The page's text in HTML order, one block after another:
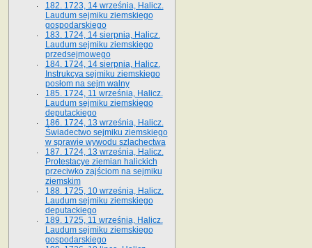
182. 1723, 14 września, Halicz.
Laudum sejmiku ziemskiego
gospodarskiego
183. 1724, 14 sierpnia, Halicz.
Laudum sejmiku ziemskiego
przedsejmowego
184. 1724, 14 sierpnia, Halicz.
Instrukcya sejmiku ziemskiego
posłom na sejm walny
185. 1724, 11 września, Halicz.
Laudum sejmiku ziemskiego
deputackiego
186. 1724, 13 września, Halicz.
Świadectwo sejmiku ziemskiego
w sprawie wywodu szlachectwa
187. 1724, 13 września, Halicz.
Protestacye ziemian halickich
przeciwko zajściom na sejmiku
ziemskim
188. 1725, 10 września, Halicz.
Laudum sejmiku ziemskiego
deputackiego
189. 1725, 11 września, Halicz.
Laudum sejmiku ziemskiego
gospodarskiego